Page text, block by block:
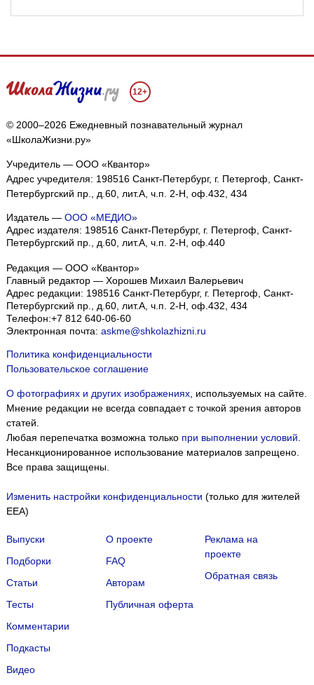
12+
© 2000–2026 Ежедневный познавательный журнал
«ШколаЖизни.ру»
Учредитель — ООО «Квантор»
Адрес учредителя: 198516 Санкт-Петербург, г. Петергоф, Санкт-
Петербургский пр., д.60, лит.А, ч.п. 2-Н, оф.432, 434
Издатель — ООО «МЕДИО»
Адрес издателя: 198516 Санкт-Петербург, г. Петергоф, Санкт-
Петербургский пр., д.60, лит.А, ч.п. 2-Н, оф.440
Редакция — ООО «Квантор»
Главный редактор — Хорошев Михаил Валерьевич
Адрес редакции: 198516 Санкт-Петербург, г. Петергоф, Санкт-
Петербургский пр., д.60, лит.А, ч.п. 2-Н, оф.432, 434
Телефон:+7 812 640-06-60
Электронная почта: askme@shkolazhizni.ru
Политика конфиденциальности
Пользовательское соглашение
О фотографиях и других изображениях, используемых на сайте.
Мнение редакции не всегда совпадает с точкой зрения авторов
статей.
Любая перепечатка возможна только при выполнении условий.
Несанкционированное использование материалов запрещено.
Все права защищены.
Изменить настройки конфиденциальности (только для жителей
EEA)
Выпуски
Подборки
Статьи
Тесты
Комментарии
Подкасты
Видео
О проекте
FAQ
Авторам
Публичная оферта
Реклама на
проекте
Обратная связь